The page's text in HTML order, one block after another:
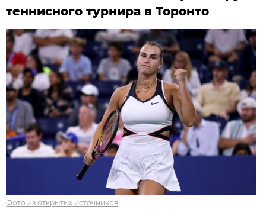
теннисного турнира в Торонто
Фото из открытых источников